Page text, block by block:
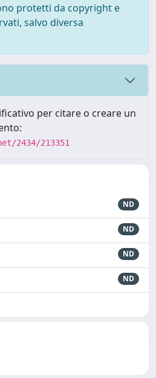
protetti da copyright e
salvo diversa
per citare o creare un
2434/213351
ND
ND
ND
ND